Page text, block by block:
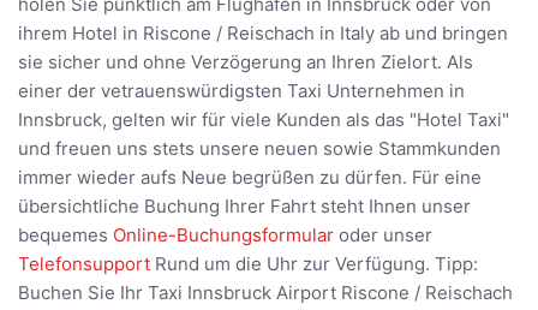
ihrem Hotel in Riscone / Reischach in Italy ab und bringen
sie sicher und ohne Verzögerung an Ihren Zielort. Als
einer der vetrauenswürdigsten Taxi Unternehmen in
Innsbruck, gelten wir für viele Kunden als das "Hotel Taxi"
und freuen uns stets unsere neuen sowie Stammkunden
immer wieder aufs Neue begrüßen zu dürfen. Für eine
übersichtliche Buchung Ihrer Fahrt steht Ihnen unser
bequemes Online-Buchungsformular oder unser
Telefonsupport Rund um die Uhr zur Verfügung. Tipp:
Buchen Sie Ihr Taxi Innsbruck Airport Riscone / Reischach